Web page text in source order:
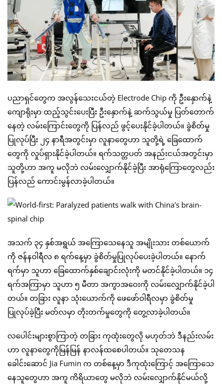
ပညာရှင်တွေက အလွန်သေးငယ်တဲ့ Electrode Chip ကို ဦးနှောက်နဲ့
ကျောရိုးမှာ ထည့်သွင်းပေးပြီး ဦးနှောက်နဲ့ ဆက်သွယ်မှု ပြတ်တောက်
နေတဲ့ လမ်းကြောင်းတွေကို ပြန်လည် ဖွင့်ပေးနိုင်ခဲ့ပါတယ်။ ခွဲစိတ်မှု
ပြုလုပ်ပြီး ၂၄ နာရီအတွင်းမှာ လူနာတွေဟာ သူတို့ရဲ့ ခြေထောက်
တွေကို လှုပ်ရှားနိုင်ခဲ့ပါတယ်။ ရက်သတ္တပတ် အနည်းငယ်အတွင်းမှာ
သူတို့ဟာ အကူ မလိုဘဲ လမ်းလျှောက်နိုင်ခဲ့ပြီး အာရုံကြောတွေလည်း
ပြန်လည် ကောင်းမွန်လာခဲ့ပါတယ်။
အသက် ၃၄ နှစ်အရွယ် အကြောသေနေသူ အမျိုးသား တစ်ယောက်
ကို ဇန်နဝါရီလ ၈ ရက်နေ့မှာ ခွဲစိတ်မှုပြုလုပ်ပေးခဲ့ပါတယ်။ နောက်
ရက်မှာ သူဟာ ခြေထောက်နှစ်ချောင်းလုံးကို မတင်နိုင်ခဲ့ပါတယ်။ ၁၄
ရက်အကြာမှာ သူဟာ ၅ မီတာ အကွာအဝေးကို လမ်းလျှောက်နိုင်ခဲ့ပါ
တယ်။ တခြား လူနာ သုံးယောက်ကို ဖေဖော်ဝါရီလမှာ ခွဲစိတ်မှု
ပြုလုပ်ခဲ့ပြီး မတ်လမှာ တိုးတက်မှုတွေကို တွေ့လာခဲ့ပါတယ်။
လပေါင်းများစွာကြာတဲ့ တခြား ကုထုံးတွေလို မဟုတ်ဘဲ ဒီနည်းလမ်း
ဟာ လူနာတွေကိုမြန်မြန် နာလန်ထစေပါတယ်။ သုတေသန
ခေါင်းဆောင် Jia Fumin က တစ်နေ့မှာ ဒီကုထုံးကြောင့် အကြောသေ
နေသူတွေဟာ အကူ ကိရိယာတွေ မလိုဘဲ လမ်းလျှောက်နိုင်မယ်လို့